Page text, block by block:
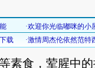
素食，荤腥中